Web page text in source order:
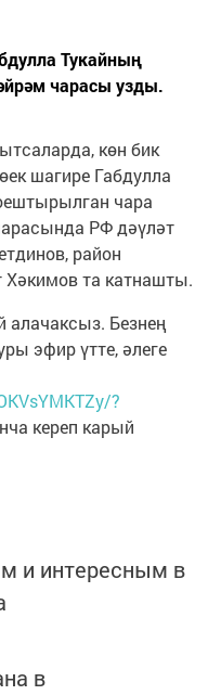
Тукайның
чарасы узды.
көн бик
шагире Габдулла
чара
РФ дәүләт
район
та катнашты.
алачаксыз. Безнең
эфир үтте, әлеге
?
кереп карый
и интересным в
в